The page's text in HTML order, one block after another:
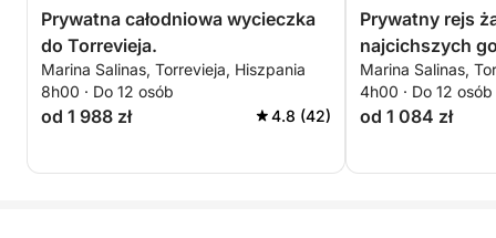
Prywatna całodniowa wycieczka
do Torrevieja.
Marina Salinas, Torrevieja, Hiszpania
8h00 · Do 12 osób
od 1 988 zł 4.8 (42)
Prywatny rejs
najcichszych
Torrevieja.
Marina Salinas,
4h00 · Do 12 osób
od 1 084 zł